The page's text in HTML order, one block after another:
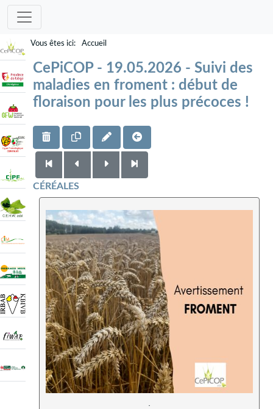
Accueil
CePiCOP - 19.05.2026 - Suivi des
maladies en froment : début de
floraison pour les plus précoces !
CÉRÉALES